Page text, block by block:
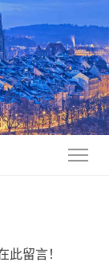
此留言！